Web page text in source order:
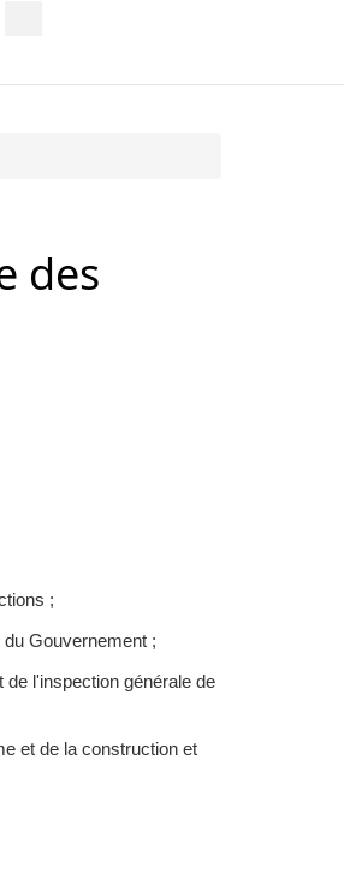
des
;
Gouvernement ;
l'inspection générale de
et de la construction et